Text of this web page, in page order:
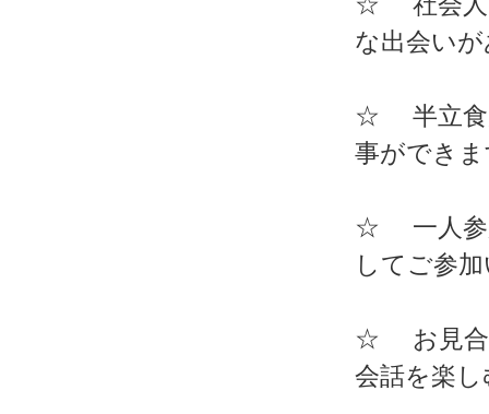
な出会い
☆ 半立食
事ができ
☆ 一人参
してご参
☆ お見合
会話を楽